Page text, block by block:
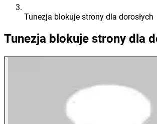
Tunezja blokuje strony dla dorosłych
Tunezja blokuje strony dla